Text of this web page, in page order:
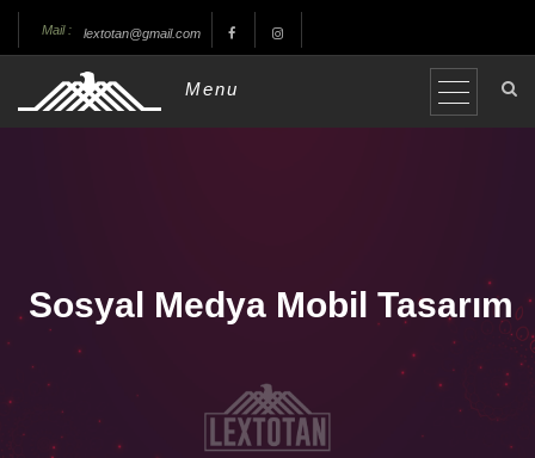
Mail : lextotan@gmail.com
Menu
Sosyal Medya Mobil Tasarım